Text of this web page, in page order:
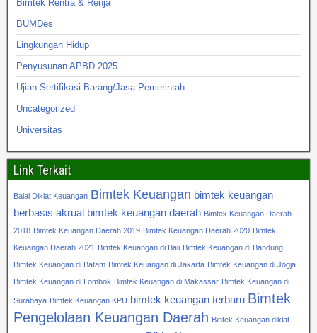
Bimtek Rentra & Renja
BUMDes
Lingkungan Hidup
Penyusunan APBD 2025
Ujian Sertifikasi Barang/Jasa Pemerintah
Uncategorized
Universitas
Link Terkait
Balai Diklat Keuangan Bimtek Keuangan bimtek keuangan
berbasis akrual bimtek keuangan daerah Bimtek Keuangan Daerah
2018 Bimtek Keuangan Daerah 2019 Bimtek Keuangan Daerah 2020 Bimtek
Keuangan Daerah 2021 Bimtek Keuangan di Bali Bimtek Keuangan di Bandung
Bimtek Keuangan di Batam Bimtek Keuangan di Jakarta Bimtek Keuangan di Jogja
Bimtek Keuangan di Lombok Bimtek Keuangan di Makassar Bimtek Keuangan di
Surabaya Bimtek Keuangan KPU bimtek keuangan terbaru Bimtek
Pengelolaan Keuangan Daerah Bintek Keuangan diklat